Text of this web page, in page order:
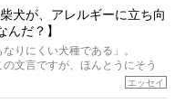
犬が、アレルギーに立ち向
だ？】
りにくい犬種である」。
文言ですが、ほんとうにそう
エッセイ